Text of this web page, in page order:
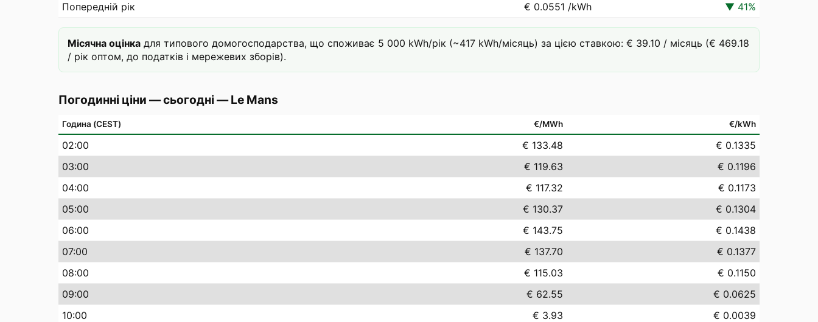
Попередній рік
€ 0.0551 /kWh ▼ 41%
Місячна оцінка для типового домогосподарства, що споживає 5 000 kWh/рік (~417 kWh/місяць) за цією ставкою: € 39.10 / місяць (€ 469.18
/ рік оптом, до податків і мережевих зборів).
Погодинні ціни — сьогодні —Le Mans
Година (CEST) €/MWh €/kWh
02:00 € 133.48
€ 0.1335
03:00 € 119.63
€ 0.1196
04:00 € 117.32
€ 0.1173
05:00 € 130.37
€ 0.1304
06:00 € 143.75
€ 0.1438
07:00 € 137.70
€ 0.1377
08:00 € 115.03
€ 0.1150
09:00 € 62.55
€ 0.0625
10:00 € 3.93
€ 0.0039